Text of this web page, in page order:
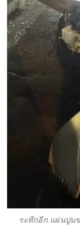
ระทึกอีก แผ่นปูน